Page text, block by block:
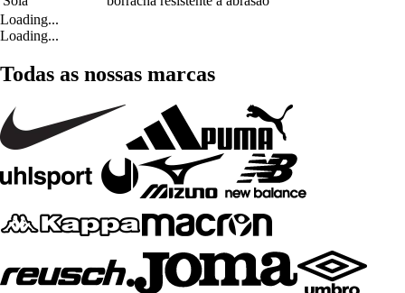
Loading...
Loading...
Todas as nossas marcas